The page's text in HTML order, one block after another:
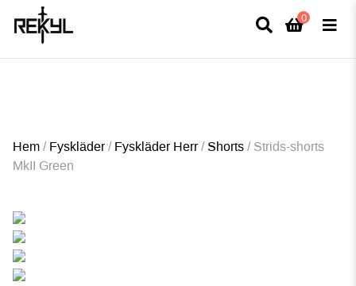
FULLT TRYCK I LEDNINGAR- MEDFÖR LÄNGRE LEVERANSTID - FRI FRAKT
0
Hem/ Fyskläder/ Fyskläder Herr/ Shorts/Strids-shorts
MkII Green